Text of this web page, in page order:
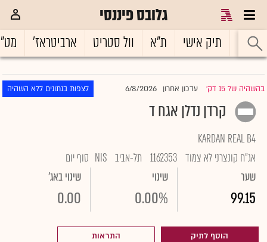
גלובס פיננסי
ראשי תיק אישי ת"א וול סטריט ארביטראז'
בהשהיה של 15 דק' |עדכון אחרון 6/8/2026 לצפות בנתונים ללא השהיה
קרדן נדלן אגח ד
KARDAN REAL B4
אג"ח קונצרני לא צמוד 1162353 תל-אביב NIS סוף יום
שער
99.15
שינוי
0.00%
שינוי באג'
0.00
הוסף לתיק התראות